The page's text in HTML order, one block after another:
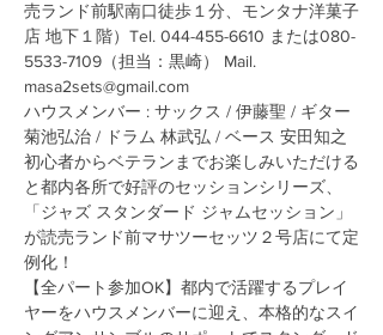
売ランド前駅南口徒歩１分、モンタナ洋菓子
店 地下１階）Tel. 044-455-6610 または080-
5533-7109（担当：黒崎） Mail.
masa2sets@gmail.com
ハウスメンバー : サックス / 伊藤聖 / ギター
菊池弘治 / ドラム 林武弘 / ベース 安田知之
初心者からベテランまでお楽しみいただける
と都内各所で好評のセッションシリーズ、
「ジャズ スタンダード ジャムセッション」
が読売ランド前マサツーセッツ２号店にて定
例化！
【全パート参加OK】都内で活躍するプレイ
ヤーをハウスメンバーに迎え、本格的なスイ